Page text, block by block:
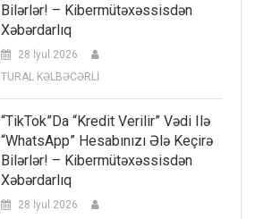
Bilərlər! – Kibermütəxəssisdən
Xəbərdarlıq
28 İyul 2026
TURAL KƏLBƏCƏRLİ
“TikTok”da “kredit Verilir” Vədi Ilə
“WhatsApp” Hesabınızı Ələ Keçirə
Bilərlər! – Kibermütəxəssisdən
Xəbərdarlıq
28 İyul 2026